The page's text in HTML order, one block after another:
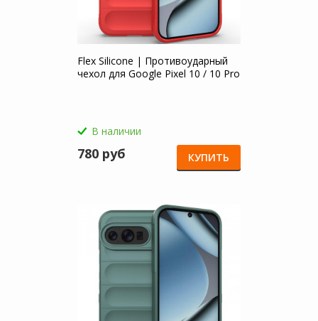
Flex Silicone | Противоударный
чехол для Google Pixel 10 / 10 Pro
В наличии
780 руб КУПИТЬ